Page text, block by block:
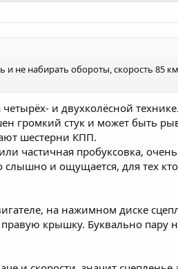
и не набирать обороты, скорость 85
и двухколёсной технике.
громкий стук и может быть
шестерни КПП.
частичная пробуксовка,
и ощущается, для тех кто
на нажимном диске
крышку. Буквально пару